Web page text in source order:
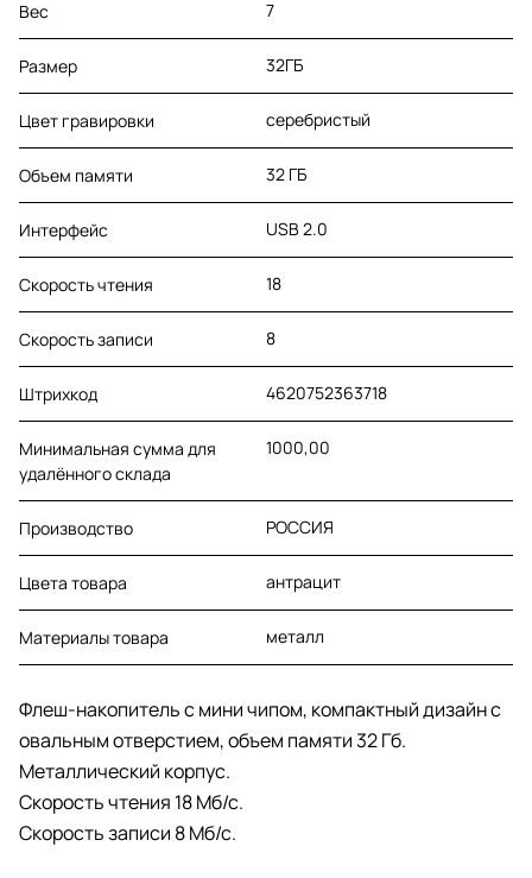
Вес 7
Размер 32ГБ
Цвет гравировки серебристый
Объем памяти 32 ГБ
Интерфейс USB 2.0
Скорость чтения 18
Скорость записи 8
Штрихкод 4620752363718
Минимальная сумма для
удалённого склада
1000,00
Производство РОССИЯ
Цвета товара антрацит
Материалы товара металл
Флеш-накопитель с мини чипом, компактный дизайн с
овальным отверстием, объем памяти 32 Гб.
Металлический корпус.
Cкорость чтения 18 Мб/с.
Скорость записи 8 Мб/с.